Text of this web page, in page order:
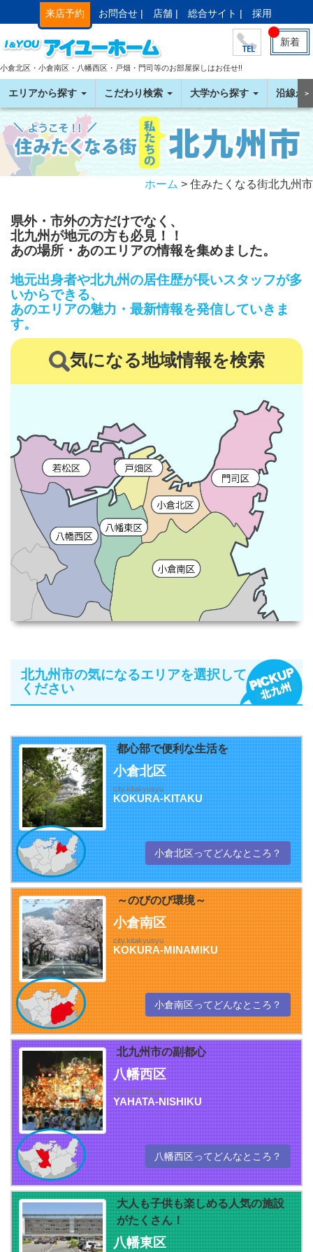
来店予約 お問合せ | 店舗 | 総合サイト | 採用
新着
小倉北区・小倉南区・八幡西区・戸畑・門司等のお部屋探しはお任せ!!
エリアから探す こだわり検索 大学から探す 沿線か＞
ホーム > 住みたくなる街北九州市
県外・市外の方だけでなく、
北九州が地元の方も必見！！
あの場所・あのエリアの情報を集めました。
地元出身者や北九州の居住歴が長いスタッフが多
いからできる、
あのエリアの魅力・最新情報を発信していきま
す。
気になる地域情報を検索
北九州市の気になるエリアを選択して
ください
都心部で便利な生活を
小倉北区
city.kitakyusyu
KOKURA-KITAKU
小倉北区ってどんなところ？
～のびのび環境～
小倉南区
city.kitakyusyu
KOKURA-MINAMIKU
小倉南区ってどんなところ？
北九州市の副都心
八幡西区
city.kitakyusyu
YAHATA-NISHIKU
八幡西区ってどんなところ？
大人も子供も楽しめる人気の施設
がたくさん！
八幡東区